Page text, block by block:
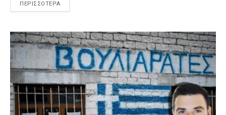
ΠΕΡΙΣΣΟΤΕΡΑ